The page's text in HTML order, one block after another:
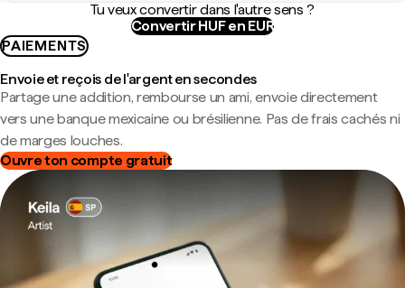
Tu veux convertir dans l'autre sens ?
Convertir HUF en EUR
PAIEMENTS
Envoie et reçois de l'argent en secondes
Partage une addition, rembourse un ami, envoie directement
vers une banque mexicaine ou brésilienne. Pas de frais cachés ni
de marges louches.
Ouvre ton compte gratuit